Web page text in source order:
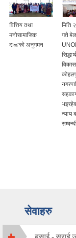
वित्तिय तथा
मनोसामाजिक
कक्षाको अनुगमन
मिति
गते
न्याय
सेवाहरु